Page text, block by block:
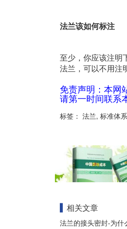
法兰该如何标注
至少，你应该注明
法兰，可以不用注
免责声明：本网
请第一时间联系
标签： 法兰, 标准体系
相关文章
法兰的接头密封-为什